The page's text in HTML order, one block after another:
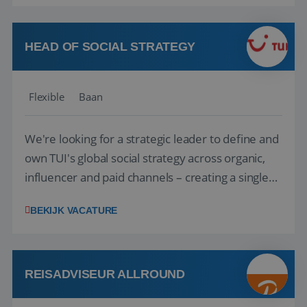
deze onderdelen zijn nu samen gevoegd...
HEAD OF SOCIAL STRATEGY
Flexible Baan
We're looking for a strategic leader to define and
own TUI's global social strategy across organic,
influencer and paid channels – creating a single
locally. The role will be published until 18 August
Attractive remuneration, discre...
BEKIJK VACATURE
REISADVISEUR ALLROUND